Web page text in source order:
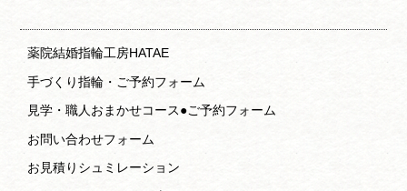
薬院結婚指輪工房HATAE
手づくり指輪・ご予約フォーム
見学・職人おまかせコース●ご予約フォーム
お問い合わせフォーム
お見積りシュミレーション